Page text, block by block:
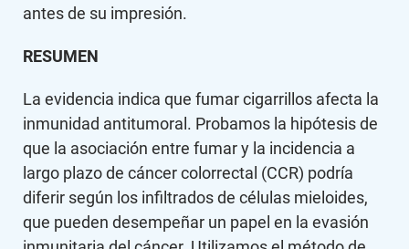
antes de su impresión.
RESUMEN
La evidencia indica que fumar cigarrillos afecta la
inmunidad antitumoral. Probamos la hipótesis de
que la asociación entre fumar y la incidencia a
largo plazo de cáncer colorrectal (CCR) podría
diferir según los infiltrados de células mieloides,
que pueden desempeñar un papel en la evasión